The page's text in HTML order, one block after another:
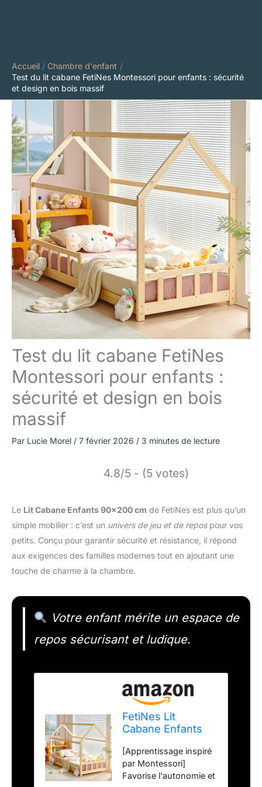
Accueil
Chambre d'enfant
Test du lit cabane FetiNes Montessori pour enfants : sécurité
et design en bois massif
Test du lit cabane FetiNes
Montessori pour enfants :
sécurité et design en bois
massif
Par Lucie Morel / 7 février 2026 / 3 minutes de lecture
4.8/5 - (5 votes)
Le Lit Cabane Enfants 90×200 cm de FetiNes est plus qu’un
simple mobilier : c’est un univers de jeu et de repospour vos
petits. Conçu pour garantir sécurité et résistance, il répond
aux exigences des familles modernes tout en ajoutant une
touche de charme à la chambre.
Votre enfant mérite un espace de
repos sécurisant et ludique.
FetiNes Lit
Cabane Enfants
Protection Contre
Les Chutes &
Sommier
[Apprentissage inspiré
par Montessori]
Favorise l'autonomie et